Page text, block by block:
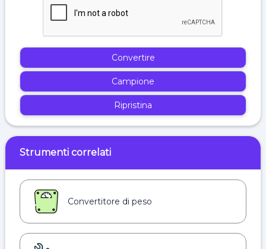
Convertire
Campione
Ripristina
Strumenti correlati
Convertitore di peso